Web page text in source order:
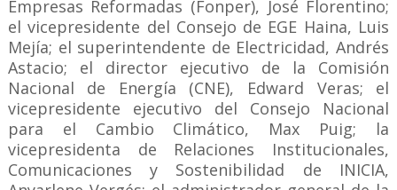
Empresas Reformadas (Fonper), José Florentino;
el vicepresidente del Consejo de EGE Haina, Luis
Mejía; el superintendente de Electricidad, Andrés
Astacio; el director ejecutivo de la Comisión
Nacional de Energía (CNE), Edward Veras; el
vicepresidente ejecutivo del Consejo Nacional
para el Cambio Climático, Max Puig; la
vicepresidenta de Relaciones Institucionales,
Comunicaciones y Sostenibilidad de INICIA,